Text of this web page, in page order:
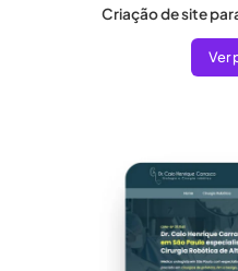
Criação de site
Ver